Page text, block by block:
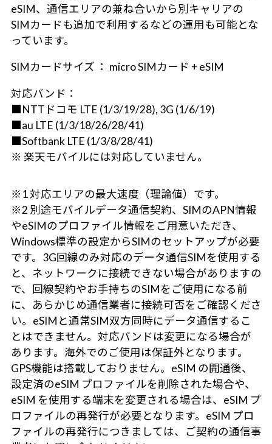
eSIM、通信エリアの兼ね合いから別キャリアの
SIMカードも追加で利用するなどの運用も可能とな
っています。
SIMカードサイズ ： micro SIMカード + eSIM
対応バンド：
■NTTドコモ LTE (1/3/19/28), 3G (1/6/19)
■au LTE (1/3/18/26/28/41)
■Softbank LTE (1/3/8/28/41)
※ 楽天モバイルには対応していません。
※1 対応エリアの最大速度（理論値）です。
※2 別途モバイルデータ通信契約、SIMのAPN情報
やeSIMのプロファイル情報をご用意いただき、
Windows標準の設定からSIMのセットアップが必要
です。3G回線のみ対応のデータ通信SIMを使用する
と、ネットワークに接続できない場合がありますの
で、回線契約やお手持ちのSIMをご使用になる前
に、あらかじめ通信業者に接続可否をご確認くださ
い。eSIMと通常SIM双方同時にデータ通信するこ
とはできません。対応バンドは変更になる場合が
あります。海外でのご使用は保証外となります。
GPS機能は搭載しておりません。eSIM の開通後、
設定済のeSIM プロファイルを削除された場合や、
eSIM を使用する端末を変更される場合は、eSIM プ
ロファイルの再発行が必要となります。eSIM プロ
ファイルの再発行につきましては、ご契約の通信事